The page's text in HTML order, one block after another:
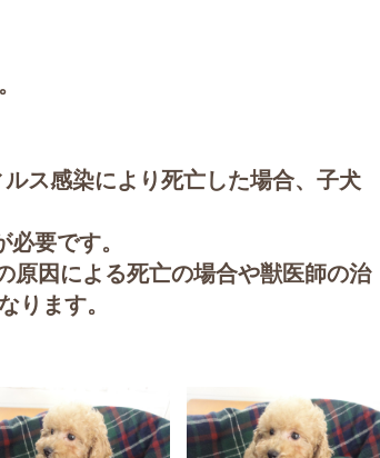
ス感染により死亡した場合、子犬
要です。
原因による死亡の場合や獣医師の治
ります。